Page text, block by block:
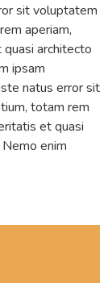
sit voluptatem
aperiam,
architecto
ipsam
natus error sit
totam rem
et quasi
enim